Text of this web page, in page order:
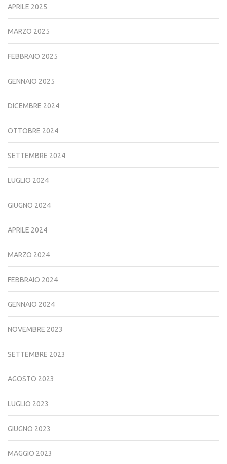
APRILE 2025
MARZO 2025
FEBBRAIO 2025
GENNAIO 2025
DICEMBRE 2024
OTTOBRE 2024
SETTEMBRE 2024
LUGLIO 2024
GIUGNO 2024
APRILE 2024
MARZO 2024
FEBBRAIO 2024
GENNAIO 2024
NOVEMBRE 2023
SETTEMBRE 2023
AGOSTO 2023
LUGLIO 2023
GIUGNO 2023
MAGGIO 2023